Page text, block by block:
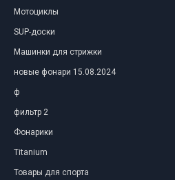
Мотоциклы
SUP-доски
Машинки для стрижки
новые фонари 15.08.2024
ф
фильтр 2
Фонарики
Titanium
Товары для спорта